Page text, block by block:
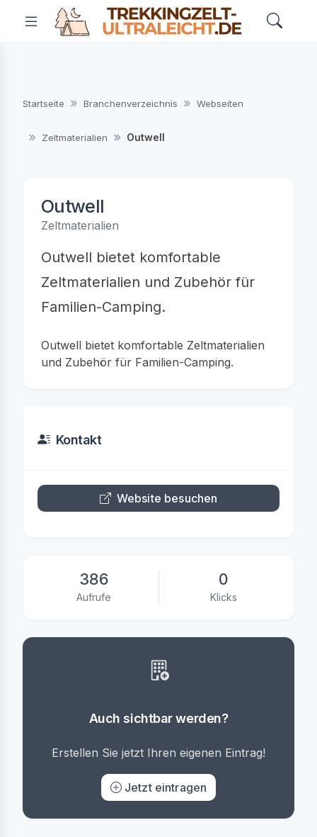
Startseite Branchenverzeichnis Webseiten
Zeltmaterialien Outwell
Outwell
Zeltmaterialien
Outwell bietet komfortable
Zeltmaterialien und Zubehör für
Familien-Camping.
Outwell bietet komfortable Zeltmaterialien
und Zubehör für Familien-Camping.
Kontakt
Website besuchen
386
Aufrufe
0
Klicks
Auch sichtbar werden?
Erstellen Sie jetzt Ihren eigenen Eintrag!
Jetzt eintragen